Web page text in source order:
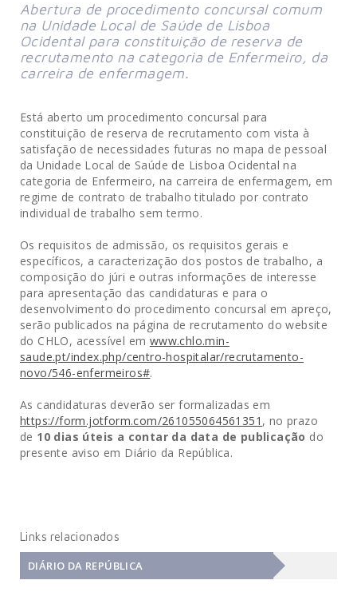
Abertura de procedimento concursal comum
na Unidade Local de Saúde de Lisboa
Ocidental para constituição de reserva de
recrutamento na categoria de Enfermeiro, da
carreira de enfermagem.
Está aberto um procedimento concursal para
constituição de reserva de recrutamento com vista à
satisfação de necessidades futuras no mapa de pessoal
da Unidade Local de Saúde de Lisboa Ocidental na
categoria de Enfermeiro, na carreira de enfermagem, em
regime de contrato de trabalho titulado por contrato
individual de trabalho sem termo.
Os requisitos de admissão, os requisitos gerais e
específicos, a caracterização dos postos de trabalho, a
composição do júri e outras informações de interesse
para apresentação das candidaturas e para o
desenvolvimento do procedimento concursal em apreço,
serão publicados na página de recrutamento do website
do CHLO, acessível em www.chlo.min-
saude.pt/index.php/centro-hospitalar/recrutamento-
novo/546-enfermeiros#.
As candidaturas deverão ser formalizadas em
https://form.jotform.com/261055064561351 , no prazo
de 10 dias úteis a contar da data de publicação do
presente aviso em Diário da República.
Links relacionados
DIÁRIO DA REPÚBLICA